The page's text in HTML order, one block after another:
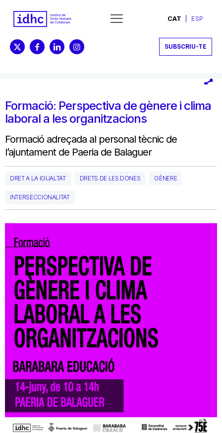
CAT ESP
SUBSCRIU-TE
Formació: Perspectiva de gènere i clima
laboral a les organitzacions
Formació adreçada al personal tècnic de
l’ajuntament de Paeria de Balaguer
DRET A LA IGUALTAT DRETS DE LES DONES GÈNERE
INTERSECCIONALITAT